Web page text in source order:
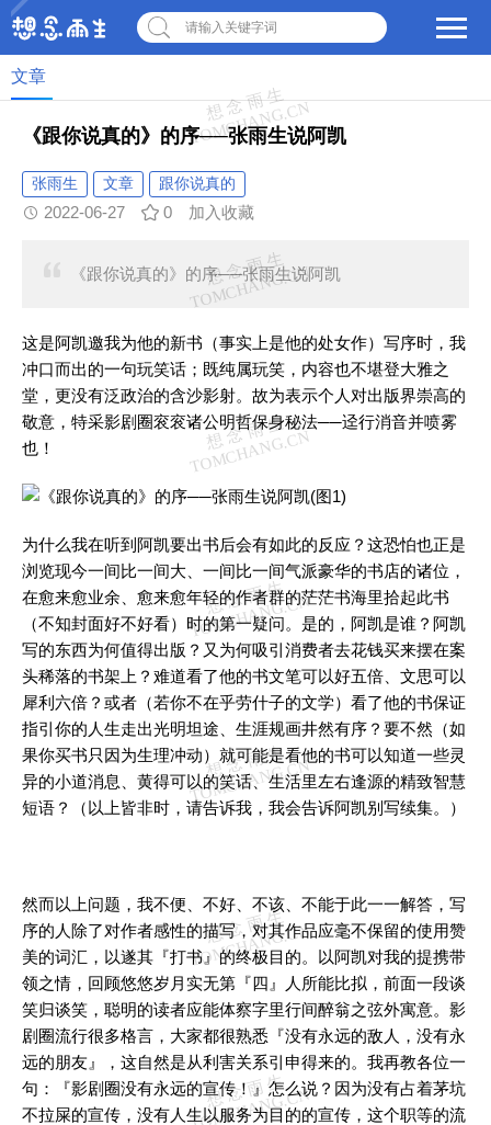
请输入关键字词
文章
《跟你说真的》的序──张雨生说阿凯
张雨生 文章 跟你说真的
2022-06-27 0 加入收藏
《跟你说真的》的序──张雨生说阿凯
这是阿凯邀我为他的新书（事实上是他的处女作）写序时，我
冲口而出的一句玩笑话；既纯属玩笑，内容也不堪登大雅之
堂，更没有泛政治的含沙影射。故为表示个人对出版界崇高的
敬意，特采影剧圈衮衮诸公明哲保身秘法──迳行消音并喷雾
也！
为什么我在听到阿凯要出书后会有如此的反应？这恐怕也正是
浏览现今一间比一间大、一间比一间气派豪华的书店的诸位，
在愈来愈业余、愈来愈年轻的作者群的茫茫书海里拾起此书
（不知封面好不好看）时的第一疑问。是的，阿凯是谁？阿凯
写的东西为何值得出版？又为何吸引消费者去花钱买来摆在案
头稀落的书架上？难道看了他的书文笔可以好五倍、文思可以
犀利六倍？或者（若你不在乎劳什子的文学）看了他的书保证
指引你的人生走出光明坦途、生涯规画井然有序？要不然（如
果你买书只因为生理冲动）就可能是看他的书可以知道一些灵
异的小道消息、黄得可以的笑话、生活里左右逢源的精致智慧
短语？（以上皆非时，请告诉我，我会告诉阿凯别写续集。）
然而以上问题，我不便、不好、不该、不能于此一一解答，写
序的人除了对作者感性的描写，对其作品应毫不保留的使用赞
美的词汇，以遂其『打书』的终极目的。以阿凯对我的提携带
领之情，回顾悠悠岁月实无第『四』人所能比拟，前面一段谈
笑归谈笑，聪明的读者应能体察字里行间醉翁之弦外寓意。影
剧圈流行很多格言，大家都很熟悉『没有永远的敌人，没有永
远的朋友』，这自然是从利害关系引申得来的。我再教各位一
句：『影剧圈没有永远的宣传！』怎么说？因为没有占着茅坑
不拉屎的宣传，没有人生以服务为目的的宣传，这个职等的流